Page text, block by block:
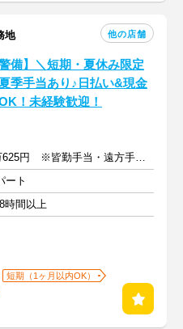
地 他の店舗
警備】＼短期・夏休み限定
季手当あり♪日払い&現金
！未経験歓迎！
日給8500～1万625円 ※皆勤手当・遠方手当あり
ート
時間以上
短期（1ヶ月以内OK）